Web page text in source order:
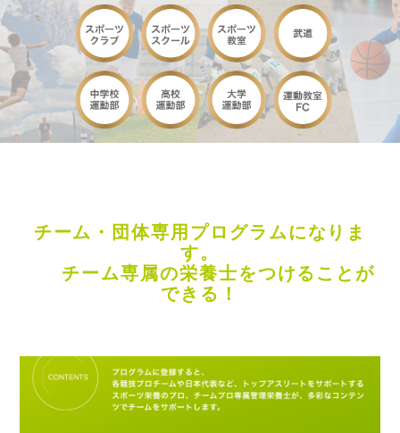
チーム・団体専用プログラムになりま
す。
チーム専属の栄養士をつけることが
できる！